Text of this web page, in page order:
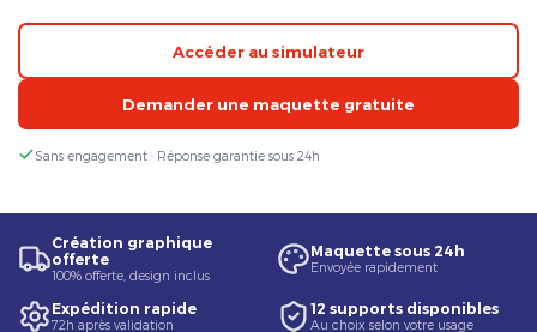
Accéder au simulateur
Demander une maquette gratuite
Sans engagement · Réponse garantie sous 24h
Création graphique
offerte
100% offerte, design inclus
Maquette sous 24h
Envoyée rapidement
Expédition rapide
72h après validation
12 supports disponibles
Au choix selon votre usage